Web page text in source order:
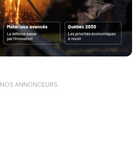
NOS ANNONCEURS